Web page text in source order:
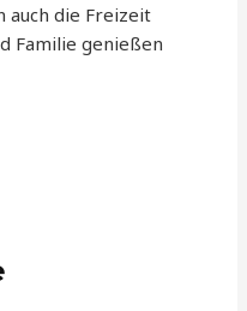
auch die Freizeit
Familie genießen